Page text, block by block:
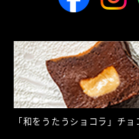
「和をうたうショコラ」チ